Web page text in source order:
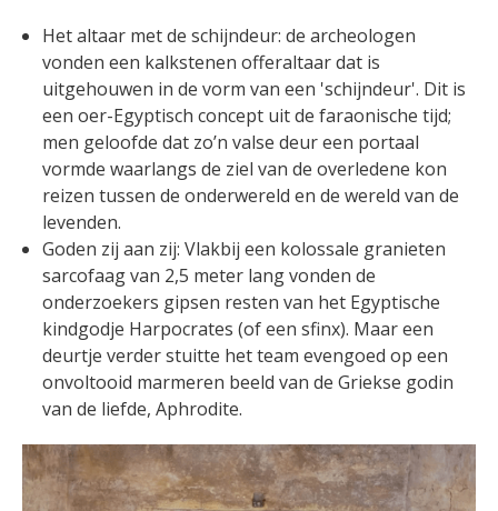
Het altaar met de schijndeur: de archeologen
vonden een kalkstenen offeraltaar dat is
uitgehouwen in de vorm van een 'schijndeur'. Dit is
een oer-Egyptisch concept uit de faraonische tijd;
men geloofde dat zo’n valse deur een portaal
vormde waarlangs de ziel van de overledene kon
reizen tussen de onderwereld en de wereld van de
levenden.
Goden zij aan zij: Vlakbij een kolossale granieten
sarcofaag van 2,5 meter lang vonden de
onderzoekers gipsen resten van het Egyptische
kindgodje Harpocrates (of een sfinx). Maar een
deurtje verder stuitte het team evengoed op een
onvoltooid marmeren beeld van de Griekse godin
van de liefde, Aphrodite.